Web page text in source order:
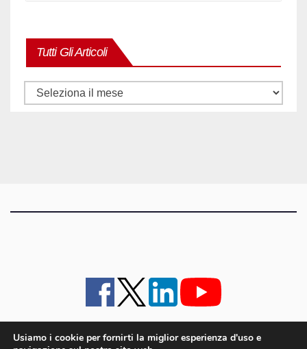
Tutti Gli Articoli
Tutti
Usiamo i cookie per fornirti la miglior esperienza d'uso e